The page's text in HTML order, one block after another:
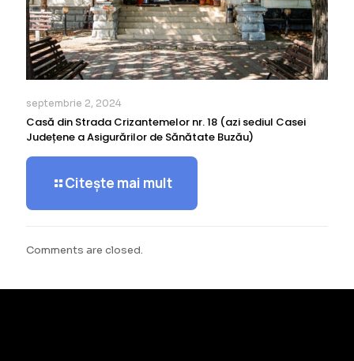
septembrie 2, 2024
Casă din Strada Crizantemelor nr. 18 (azi sediul Casei
Județene a Asigurărilor de Sănătate Buzău)
Citește mai mult
Comments are closed.